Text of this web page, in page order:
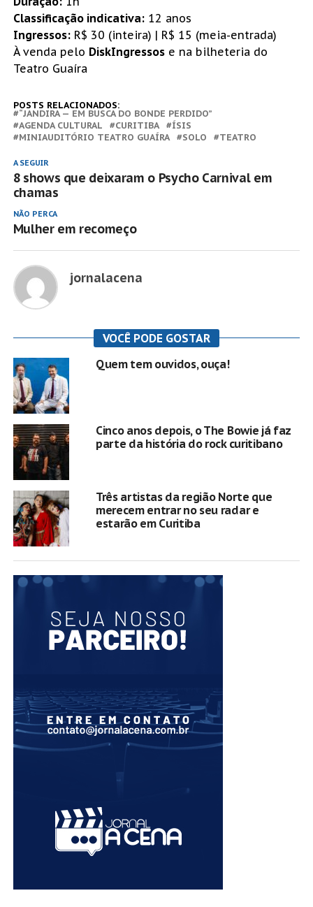
Classificação indicativa:12 anos
Ingressos:R$ 30 (inteira) | R$ 15 (meia-entrada)
À venda pelo DiskIngressose na bilheteria do
Teatro Guaíra
POSTS RELACIONADOS:
“JANDIRA — EM BUSCA DO BONDE PERDIDO”
AGENDA CULTURAL
CURITIBA
ÍSIS
MINIAUDITÓRIO TEATRO GUAÍRA
SOLO TEATRO
A SEGUIR
8 shows que deixaram o Psycho Carnival em
chamas
NÃO PERCA
Mulher em recomeço
jornalacena
VOCÊ PODE GOSTAR
Quem tem ouvidos, ouça!
Cinco anos depois, o The Bowie já faz
parte da história do rock curitibano
Três artistas da região Norte que
merecem entrar no seu radar e
estarão em Curitiba